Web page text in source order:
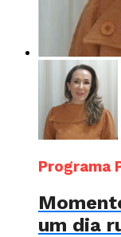
Programa
um dia